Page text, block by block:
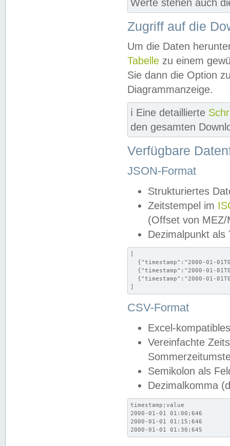
Werte stehen auch
Zugriff auf die
Um die Daten
Tabelle zu einem
Sie dann die Option
Diagrammanzeige.
ℹ️ Eine detaillierte
den gesamten
Verfügbare
JSON-Format
Strukturiertes
Zeitstempel im
(Offset von MEZ/
Dezimalpunkt als
[
{"timestamp":"2000-01-
{"timestamp":"2000-01-
{"timestamp":"2000-01-
]
CSV-Format
Excel-
Vereinfachte
Semikolon als
Dezimalkomma
timestamp;value
2000-01-01 01:00;646
2000-01-01 01:15;646
2000-01-01 01:30;645